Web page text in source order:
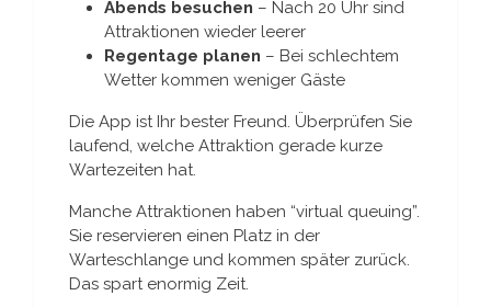
Abends besuchen – Nach 20 Uhr sind
Attraktionen wieder leerer
Regentage planen – Bei schlechtem
Wetter kommen weniger Gäste
Die App ist Ihr bester Freund. Überprüfen Sie
laufend, welche Attraktion gerade kurze
Wartezeiten hat.
Manche Attraktionen haben “virtual queuing”.
Sie reservieren einen Platz in der
Warteschlange und kommen später zurück.
Das spart enormig Zeit.